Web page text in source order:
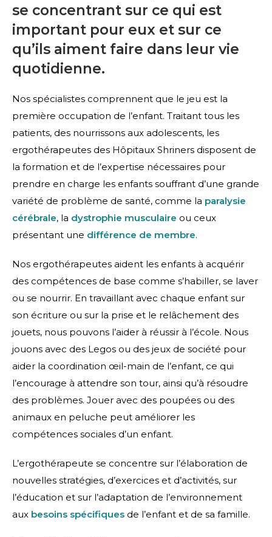
se concentrant sur ce qui est
important pour eux et sur ce
qu’ils aiment faire dans leur vie
quotidienne.
Nos spécialistes comprennent que le jeu est la
première occupation de l’enfant. Traitant tous les
patients, des nourrissons aux adolescents, les
ergothérapeutes des Hôpitaux Shriners disposent de
la formation et de l’expertise nécessaires pour
prendre en charge les enfants souffrant d’une grande
variété de problème de santé, comme la paralysie
cérébrale, la dystrophie musculaire ou ceux
présentant une différence de membre.
Nos ergothérapeutes aident les enfants à acquérir
des compétences de base comme s’habiller, se laver
ou se nourrir. En travaillant avec chaque enfant sur
son écriture ou sur la prise et le relâchement des
jouets, nous pouvons l’aider à réussir à l’école. Nous
jouons avec des Legos ou des jeux de société pour
aider la coordination œil-main de l’enfant, ce qui
l’encourage à attendre son tour, ainsi qu’à résoudre
des problèmes. Jouer avec des poupées ou des
animaux en peluche peut améliorer les
compétences sociales d’un enfant.
L’ergothérapeute se concentre sur l’élaboration de
nouvelles stratégies, d’exercices et d’activités, sur
l’éducation et sur l’adaptation de l’environnement
aux besoins spécifiques de l’enfant et de sa famille.